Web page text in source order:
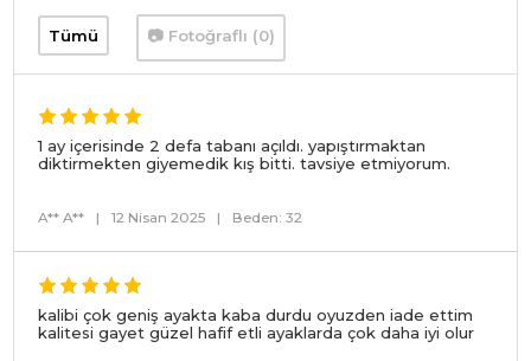
Tümü 📷 Fotoğraflı (0)
1 ay içerisinde 2 defa tabanı açıldı. yapıştırmaktan
diktirmekten giyemedik kış bitti. tavsiye etmiyorum.
A** A** | 12 Nisan 2025 | Beden: 32
kalibi çok geniş ayakta kaba durdu oyuzden iade ettim
kalitesi gayet güzel hafif etli ayaklarda çok daha iyi olur